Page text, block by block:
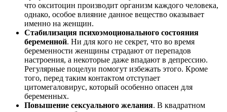
что окситоцин производит организм каждого человека,
однако, особое влияние данное вещество оказывает
именно на женщин.
Стабилизация психоэмоционального состояния
беременной. Ни для кого не секрет, что во время
беременности женщины страдают от перепадов
настроения, а некоторые даже впадают в депрессию.
Регулярные поцелуи помогут избежать этого. Кроме
того, перед таким контактом отступает
цитомегаловирус, который особенно опасен для
беременных.
Повышение сексуального желания. В квадратном